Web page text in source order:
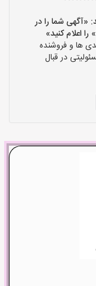
«آگهی شما را در
ها و فروشنده
در قبال